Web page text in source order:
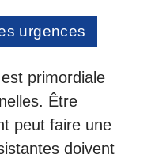
urgences
est primordiale
Être
peut faire une
doivent